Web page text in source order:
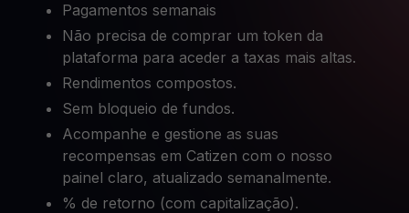
Pagamentos semanais
Não precisa de comprar um token da
plataforma para aceder a taxas mais altas.
Rendimentos compostos.
Sem bloqueio de fundos.
Acompanhe e gestione as suas
recompensas em Catizen com o nosso
painel claro, atualizado semanalmente.
% de retorno (com capitalização).